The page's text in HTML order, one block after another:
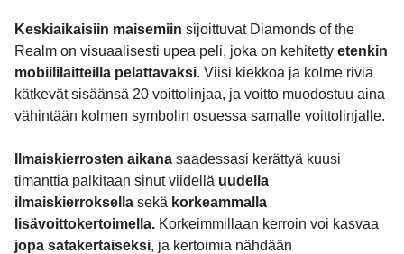
Keskiaikaisiin maisemiin sijoittuvat Diamonds of the
Realm on visuaalisesti upea peli, joka on kehitetty etenkin
mobiililaitteilla pelattavaksi. Viisi kiekkoa ja kolme riviä
kätkevät sisäänsä 20 voittolinjaa, ja voitto muodostuu aina
vähintään kolmen symbolin osuessa samalle voittolinjalle.
Ilmaiskierrosten aikanasaadessasi kerättyä kuusi
timanttia palkitaan sinut viidellä uudella
ilmaiskierroksellasekä korkeammalla
lisävoittokertoimella.Korkeimmillaan kerroin voi kasvaa
jopa satakertaiseksi, ja kertoimia nähdään